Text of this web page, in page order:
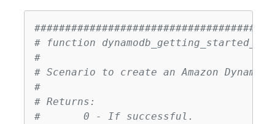
# function
#
# Scenario to create an Amazon
#
# Returns:
#       0 - If successful.